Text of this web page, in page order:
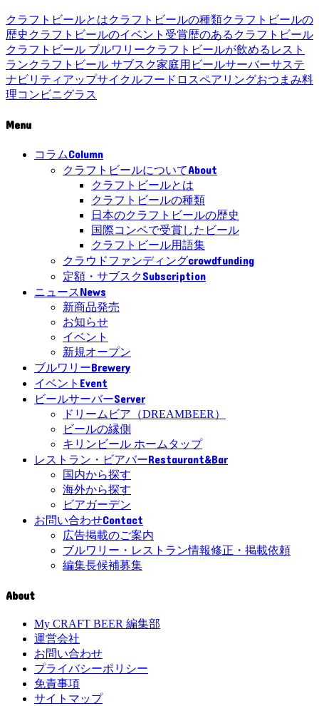
クラフトビールとはクラフトビールの種類クラフトビールの
歴史 クラフトビールのイベント 受賞歴のあるクラフトビール
クラフトビール ブルワリークラフトビールが飲めるレスト
ランクラフトビール サブスク家庭用ビールサーバーサステ
ナビリティ アップサイクルフードロスペアリングおつまみ料
理コンビニグラス
Menu
コラムColumn
クラフトビールについてAbout
クラフトビールとは
クラフトビールの種類
日本のクラフトビールの歴史
国際コンペで受賞したビール
クラフトビール用語集
クラウドファンディングcrowdfunding
定額・サブスクSubscription
ニュースNews
新商品発売
お知らせ
イベント
新規オープン
ブルワリーBrewery
イベント Event
ビールサーバーServer
ドリームビア（DREAMBEER）
ビールの縁側
キリンビール ホームタップ
レストラン・ビアバーRestaurant&Bar
国内から探す
海外から探す
ビアガーデン
お問い合わせContact
広告掲載のご案内
ブルワリー・レストラン情報修正・掲載依頼
編集長候補募集
About
My CRAFT BEER 編集部
運営会社
お問い合わせ
プライバシーポリシー
免責事項
サイトマップ